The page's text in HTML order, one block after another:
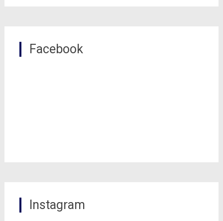
Facebook
Instagram